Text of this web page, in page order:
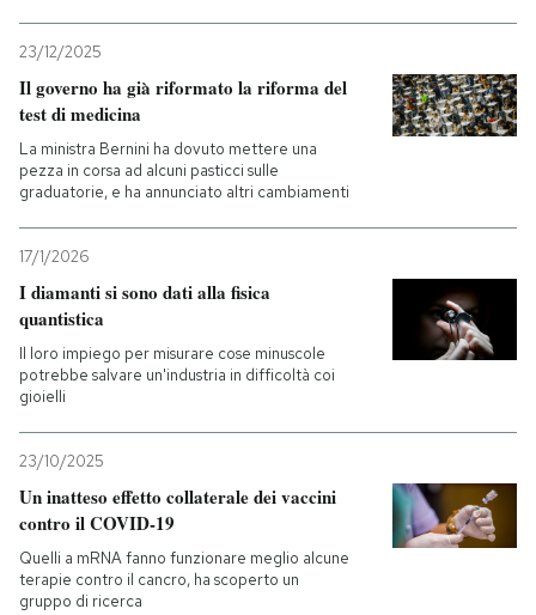
AREA PERSONALE
Entra
23/12/2025
Il governo ha già riformato la riforma del
test di medicina
La ministra Bernini ha dovuto mettere una
pezza in corsa ad alcuni pasticci sulle
graduatorie, e ha annunciato altri cambiamenti
17/1/2026
I diamanti si sono dati alla fisica
quantistica
Il loro impiego per misurare cose minuscole
potrebbe salvare un'industria in difficoltà coi
gioielli
23/10/2025
Un inatteso effetto collaterale dei vaccini
contro il COVID-19
Quelli a mRNA fanno funzionare meglio alcune
terapie contro il cancro, ha scoperto un
gruppo di ricerca